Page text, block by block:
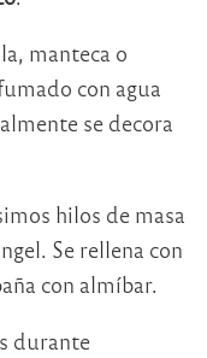
manteca o
con agua
se decora
hilos de masa
Se rellena con
con almíbar.
durante